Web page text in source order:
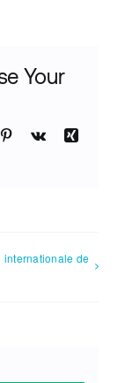
Your
Pinterest
Vk
Xing
internationale de